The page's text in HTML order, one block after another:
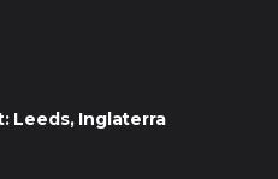
Leeds, Inglaterra